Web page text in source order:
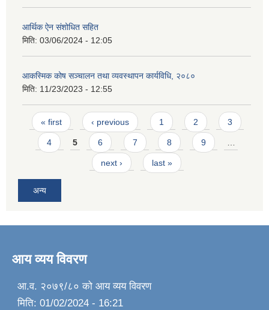
आर्थिक ऐन संशोधित सहित
मिति: 03/06/2024 - 12:05
आकस्मिक कोष सञ्चालन तथा व्यवस्थापन कार्यविधि, २०८०
मिति: 11/23/2023 - 12:55
Pages
« first ‹ previous 1 2 3
4 5 6 7 8 9
next › last »
अन्य
आय व्यय विवरण
आ.व. २०७९/८० को आय व्यय विवरण
मिति: 01/02/2024 - 16:21